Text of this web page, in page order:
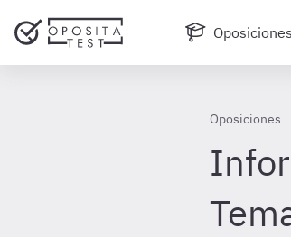
Oposiciones
Oposiciones